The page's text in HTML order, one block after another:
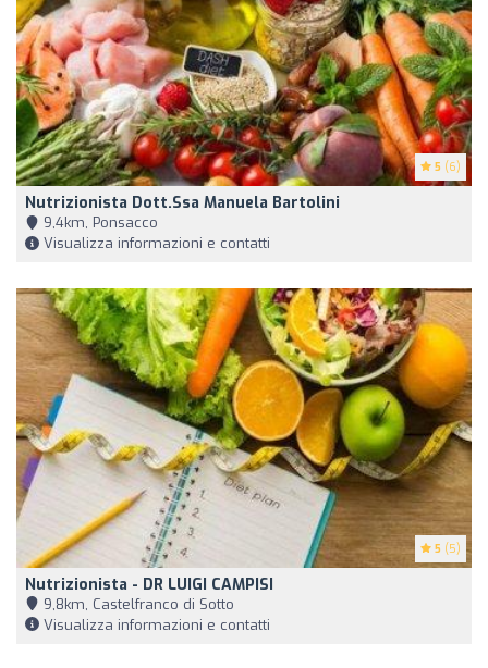
5 (6)
Nutrizionista Dott.ssa Manuela Bartolini
9,4km, Ponsacco
Visualizza informazioni e contatti
5 (5)
Nutrizionista - DR LUIGI CAMPISI
9,8km, Castelfranco di Sotto
Visualizza informazioni e contatti